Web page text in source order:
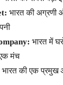
भारत की अग्रणी
भारत में
मंच
भारत की एक प्रमुख